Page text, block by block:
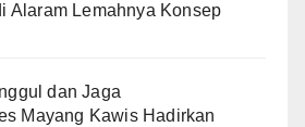
Alaram Lemahnya Konsep
dan Jaga
Mayang Kawis Hadirkan